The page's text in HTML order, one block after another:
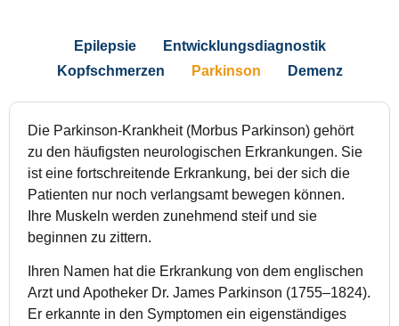
Epilepsie
Entwicklungsdiagnostik
Kopfschmerzen
Parkinson Demenz
Die Parkinson-Krankheit (Morbus Parkinson) gehört
zu den häufigsten neurologischen Erkrankungen. Sie
ist eine fortschreitende Erkrankung, bei der sich die
Patienten nur noch verlangsamt bewegen können.
Ihre Muskeln werden zunehmend steif und sie
beginnen zu zittern.
Ihren Namen hat die Erkrankung von dem englischen
Arzt und Apotheker Dr. James Parkinson (1755–1824).
Er erkannte in den Symptomen ein eigenständiges